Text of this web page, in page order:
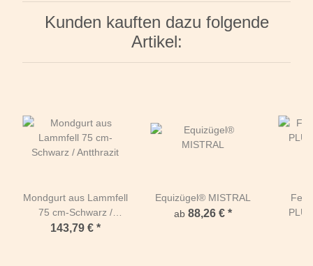
Kunden kauften dazu folgende
Artikel:
Mondgurt aus Lammfell
75 cm-Schwarz /
Antthrazit
143,79 € *
Equizügel® MISTRAL
ab 88,26 € *